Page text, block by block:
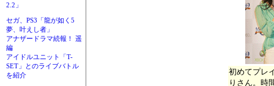
2.2」
セガ、PS3「龍が如く5
夢、叶えし者」
アナザードラマ続報！ 遥
編
アイドルユニット「T-
SET」とのライブバトル
を紹介
初めてプレ
りさん。時